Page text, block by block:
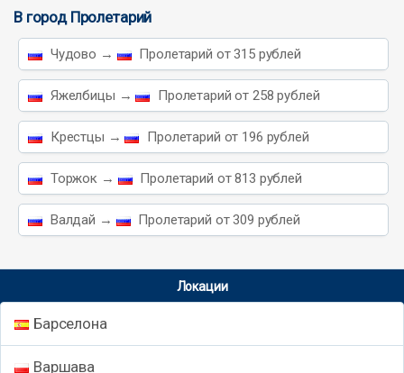
В город Пролетарий
Чудово → Пролетарий от 315 рублей
Яжелбицы → Пролетарий от 258 рублей
Крестцы → Пролетарий от 196 рублей
Торжок → Пролетарий от 813 рублей
Валдай → Пролетарий от 309 рублей
Локации
Барселона
Варшава